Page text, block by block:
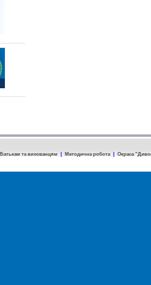
Батькам та вихованцям Методична робота Окраса